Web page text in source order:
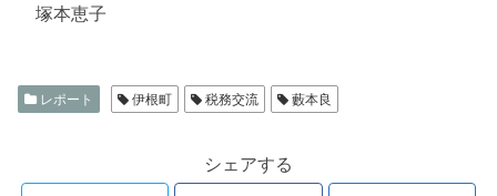
塚本恵子
レポート 伊根町 税務交流 藪本良
シェアする